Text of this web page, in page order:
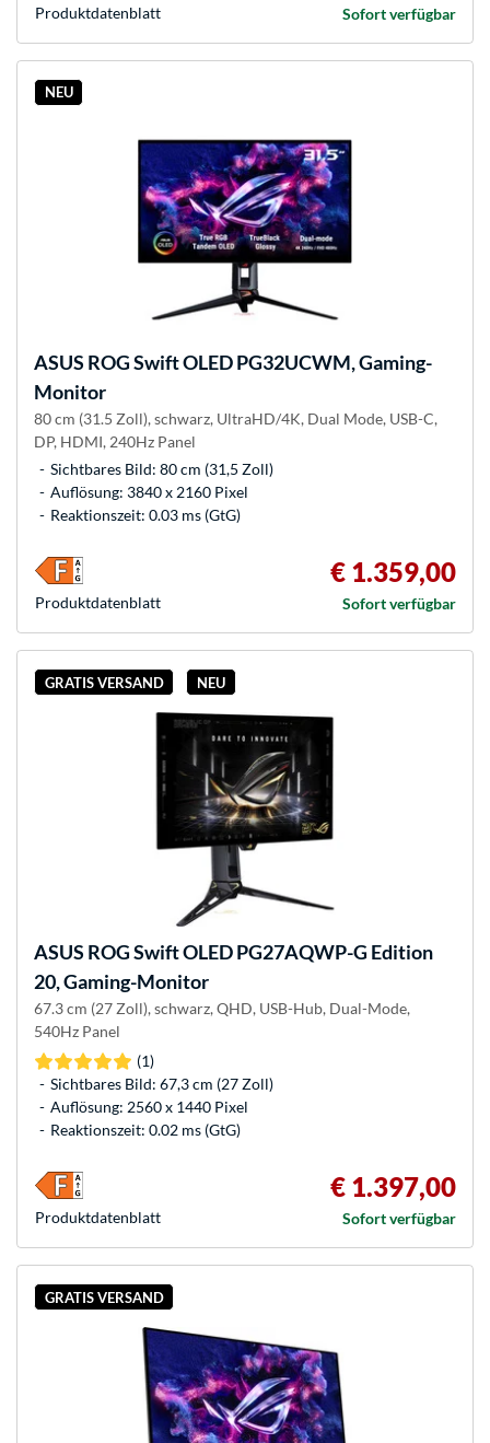
Sofort verfügbar
Produkt­datenblatt
NEU
ASUS ROG Swift OLED PG32UCWM, Gaming-
Monitor
80 cm (31.5 Zoll), schwarz, UltraHD/4K, Dual Mode, USB-C,
DP, HDMI, 240Hz Panel
Sichtbares Bild: 80 cm (31,5 Zoll)
Auflösung: 3840 x 2160 Pixel
Reaktionszeit: 0.03 ms (GtG)
€ 1.359,00
Sofort verfügbar
Produkt­datenblatt
GRATIS VERSAND NEU
ASUS ROG Swift OLED PG27AQWP-G Edition
20, Gaming-Monitor
67.3 cm (27 Zoll), schwarz, QHD, USB-Hub, Dual-Mode,
540Hz Panel
(1)
Sichtbares Bild: 67,3 cm (27 Zoll)
Auflösung: 2560 x 1440 Pixel
Reaktionszeit: 0.02 ms (GtG)
€ 1.397,00
Sofort verfügbar
Produkt­datenblatt
GRATIS VERSAND